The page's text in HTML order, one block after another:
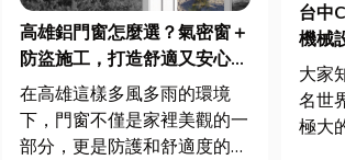
高雄鋁門窗怎麼選？氣密窗＋
防盜施工，打造舒適又安心的
家
在高雄這樣多風多雨的環境
下，門窗不僅是家裡美觀的一
部分，更是防護和舒適度的重
台中
機械
件！
大家
名世
極大